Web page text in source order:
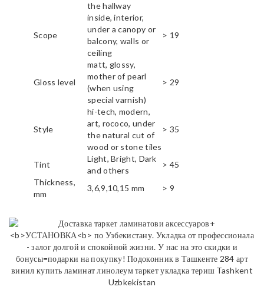
the hallway
Scope
inside, interior,
under a canopy or
balcony, walls or
ceiling
> 19
Gloss level
matt, glossy,
mother of pearl
(when using
special varnish)
> 29
Style
hi-tech, modern,
art, rococo, under
the natural cut of
wood or stone tiles
> 35
Tint
Light, Bright, Dark
and others
> 45
Thickness,
mm
3,6,9,10,15 mm > 9